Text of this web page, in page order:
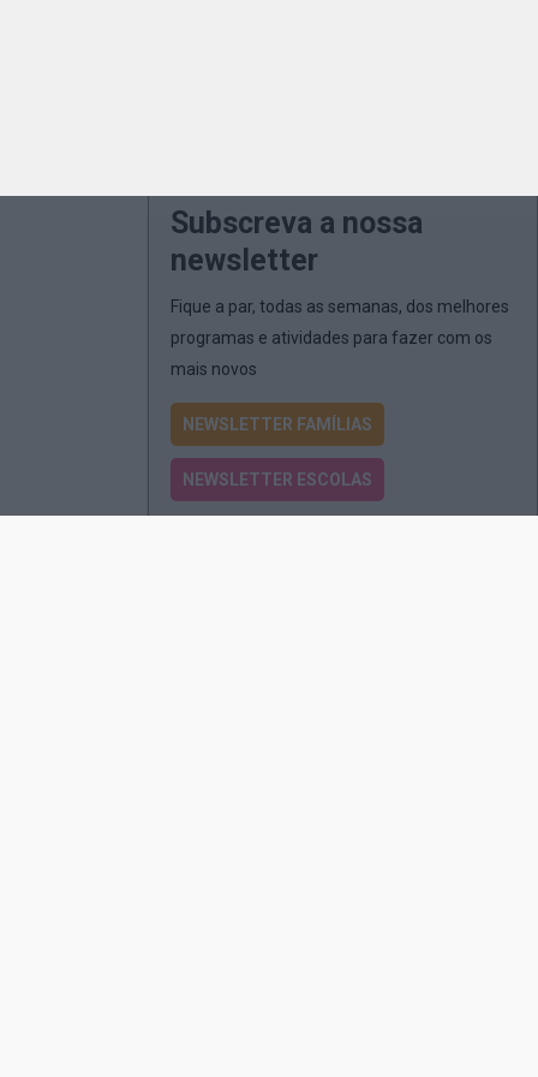
Subscreva a nossa
newsletter
Fique a par, todas as semanas, dos melhores
programas e atividades para fazer com os
mais novos
NEWSLETTER FAMÍLIAS
NEWSLETTER ESCOLAS